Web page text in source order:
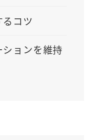
コツ
ョンを維持